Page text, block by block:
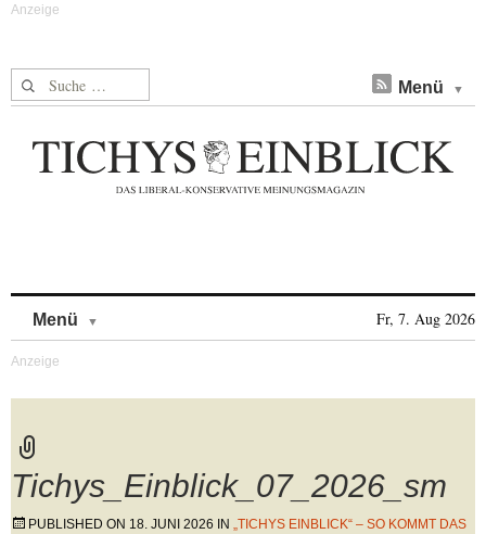
Suche nach: Menü
Menü Fr, 7. Aug 2026
Tichys_Einblick_07_2026_sm
PUBLISHED ON 18. JUNI 2026 IN „TICHYS EINBLICK“ – SO KOMMT DAS